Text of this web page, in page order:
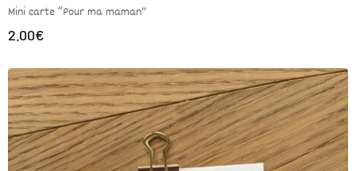
Mini carte “Pour ma maman”
2.00€